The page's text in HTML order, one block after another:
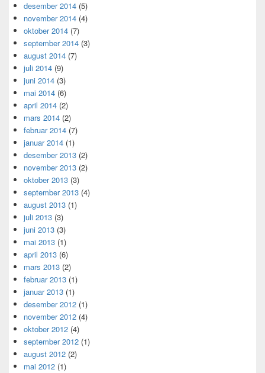
desember 2014 (5)
november 2014 (4)
oktober 2014 (7)
september 2014 (3)
august 2014 (7)
juli 2014 (9)
juni 2014 (3)
mai 2014 (6)
april 2014 (2)
mars 2014 (2)
februar 2014 (7)
januar 2014 (1)
desember 2013 (2)
november 2013 (2)
oktober 2013 (3)
september 2013 (4)
august 2013 (1)
juli 2013 (3)
juni 2013 (3)
mai 2013 (1)
april 2013 (6)
mars 2013 (2)
februar 2013 (1)
januar 2013 (1)
desember 2012 (1)
november 2012 (4)
oktober 2012 (4)
september 2012 (1)
august 2012 (2)
mai 2012 (1)